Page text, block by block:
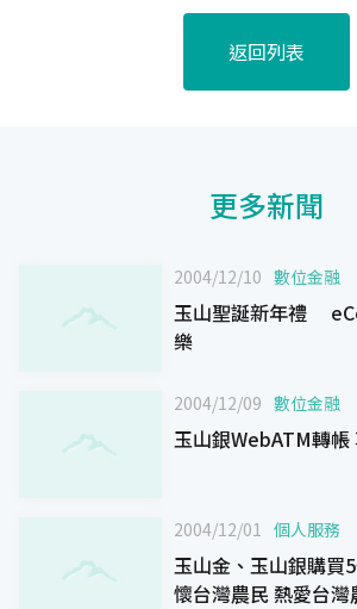
返回列表
更多新聞
2004/12/10 數位金融
玉山聖誕新年禮
樂
2004/12/09 數位金融
2004/12/01 個人服務
玉山金、玉山銀購買5千箱
懷台灣農民 熱愛